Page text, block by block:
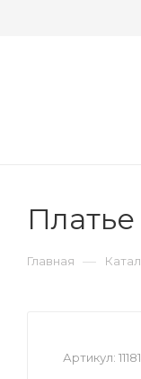
Главная —
Артикул: